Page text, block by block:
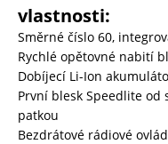
vlastnosti:
Směrné číslo 60,
Rychlé opětovné nabití
Dobíjecí Li-Ion
První blesk Speedlite
patkou
Bezdrátové rádiové